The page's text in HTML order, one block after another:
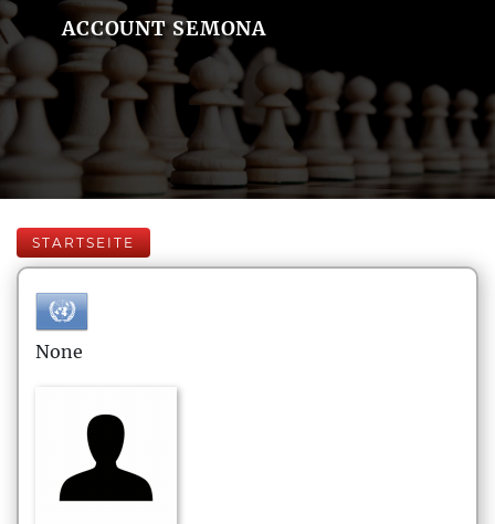
ACCOUNT SEMONA
STARTSEITE
None